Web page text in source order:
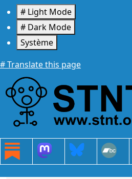
Aller au contenu principal
# Light Mode
# Dark Mode
Système
# Translate this page